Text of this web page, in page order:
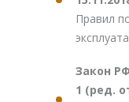
Правил
Закон
1 (ред.